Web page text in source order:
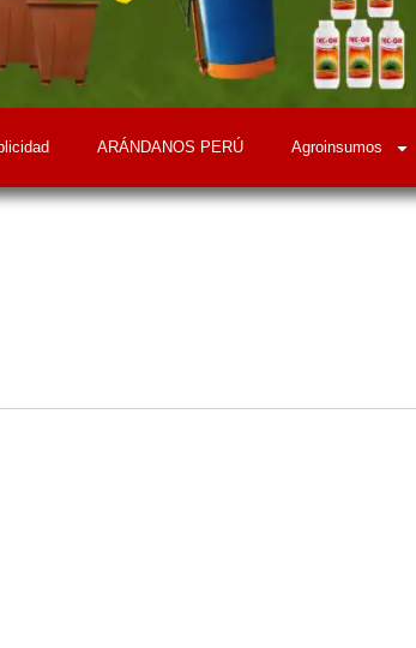
ARÁNDANOS PERÚ Agroinsumos